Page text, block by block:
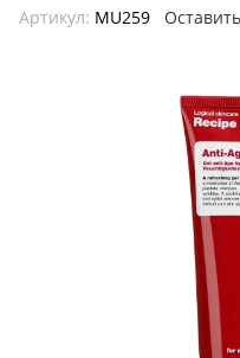
Артикул: MU259